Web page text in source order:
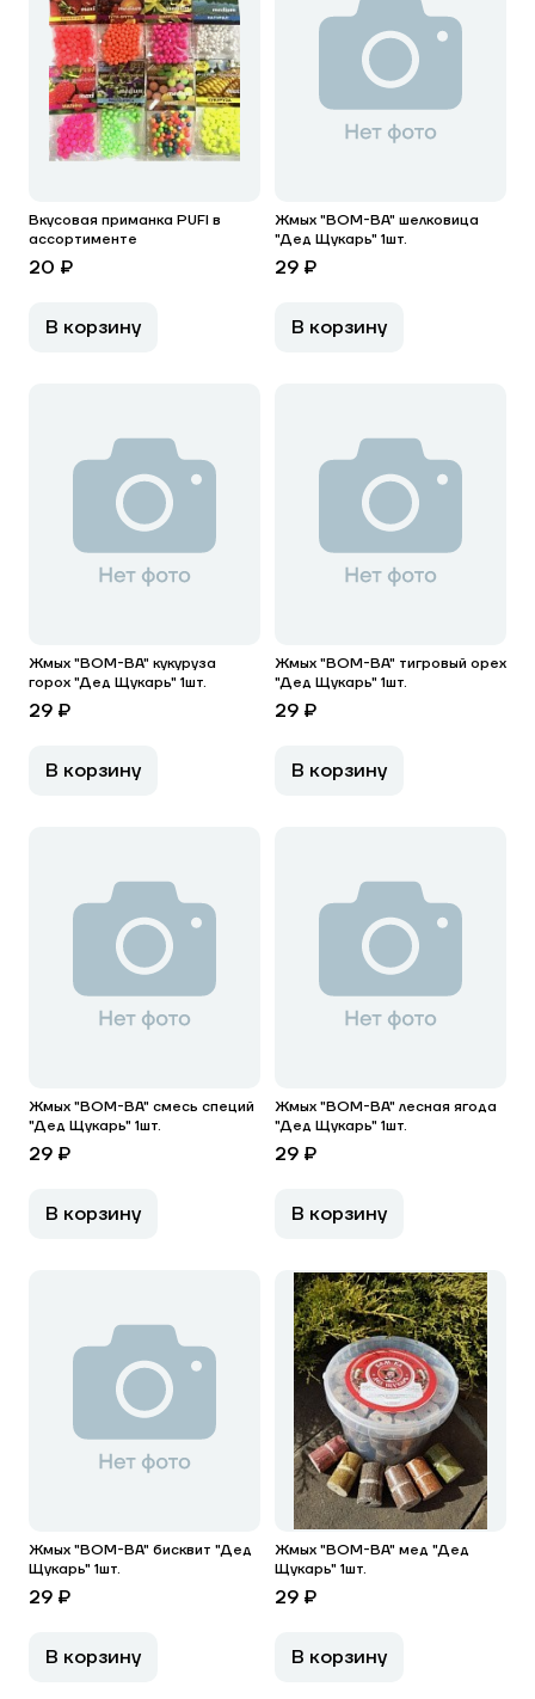
Вкусовая приманка PUFI в
ассортименте
20 ₽
В корзину
Жмых "BOM-BA" шелковица
"Дед Щукарь" 1шт.
29 ₽
В корзину
Жмых "BOM-BA" кукуруза
горох "Дед Щукарь" 1шт.
29 ₽
В корзину
Жмых "BOM-BA" тигровый орех
"Дед Щукарь" 1шт.
29 ₽
В корзину
Жмых "BOM-BA" смесь специй
"Дед Щукарь" 1шт.
29 ₽
В корзину
Жмых "BOM-BA" лесная ягода
"Дед Щукарь" 1шт.
29 ₽
В корзину
Жмых "BOM-BA" бисквит "Дед
Щукарь" 1шт.
29 ₽
В корзину
Жмых "BOM-BA" мед "Дед
Щукарь" 1шт.
29 ₽
В корзину